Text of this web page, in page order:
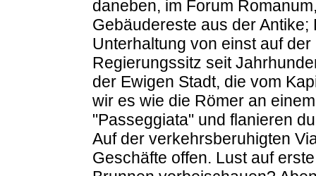
daneben, im Forum
Gebäudereste aus der
Unterhaltung von einst auf
Regierungssitz seit
der Ewigen Stadt, die vom
wir es wie die Römer an
"Passeggiata" und flanieren
Auf der verkehrsberuhigten
Geschäfte offen. Lust auf